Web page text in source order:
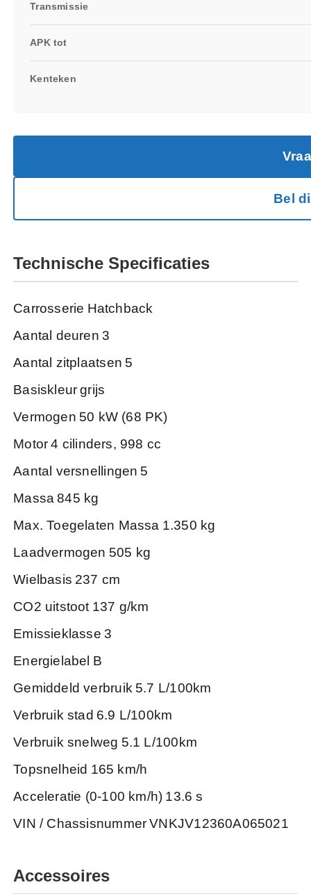
Transmissie
APK tot
Kenteken
Bel
Technische Specificaties
Carrosserie Hatchback
Aantal deuren 3
Aantal zitplaatsen 5
Basiskleur grijs
Vermogen 50 kW (68 PK)
Motor 4 cilinders, 998 cc
Aantal versnellingen 5
Massa 845 kg
Max. Toegelaten Massa 1.350 kg
Laadvermogen 505 kg
Wielbasis 237 cm
CO2 uitstoot 137 g/km
Emissieklasse 3
Energielabel B
Gemiddeld verbruik 5.7 L/100km
Verbruik stad 6.9 L/100km
Verbruik snelweg 5.1 L/100km
Topsnelheid 165 km/h
Acceleratie (0-100 km/h) 13.6 s
VIN / Chassisnummer VNKJV12360A065021
Accessoires